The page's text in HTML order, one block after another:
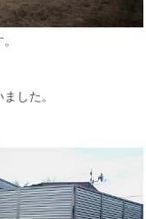
した。